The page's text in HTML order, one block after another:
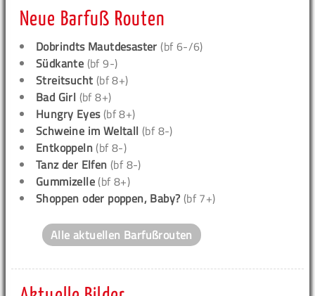
Neue Barfuß Routen
Dobrindts Mautdesaster (bf 6-/6)
Südkante (bf 9-)
Streitsucht (bf 8+)
Bad Girl (bf 8+)
Hungry Eyes(bf 8+)
Schweine im Weltall (bf 8-)
Entkoppeln (bf 8-)
Tanz der Elfen (bf 8-)
Gummizelle (bf 8+)
Shoppen oder poppen, Baby? (bf 7+)
Alle aktuellen Barfußrouten